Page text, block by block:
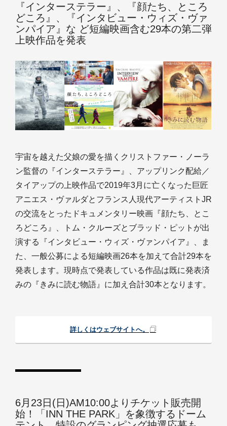
『インターステラー』、『顔たち、ところ
どころ』、『インタビュー・ウィズ・ヴァ
ンパイア』な ど短編映画含む29本の第二弾
上映作品を発表
宇宙を越えた父娘の愛を描くクリストファー・ノーラ
ン監督の『インターステラー』、アップリンク配給／
タイアップの上映作品で2019年3月に亡くなった巨匠
アニエス・ヴァルダとフランス人現代アーティストJR
の交流をとったドキュメンタリー映画『顔たち、とこ
ろどころ』、トム・クルーズとブラッド・ピットが出
演する『インタビュー・ウィズ・ヴァンパイア』、ま
た、一般公募による短編映画26本を加えて合計29本を
発表します。現時点で発表している作品は既に発表済
みの『きみに読む物語』に加え合計30本となります。
詳しくはウェブサイトへ。
6月23日(日)AM10:00よりチケット販売開
始！「INN THE PARK」を象徴するドーム